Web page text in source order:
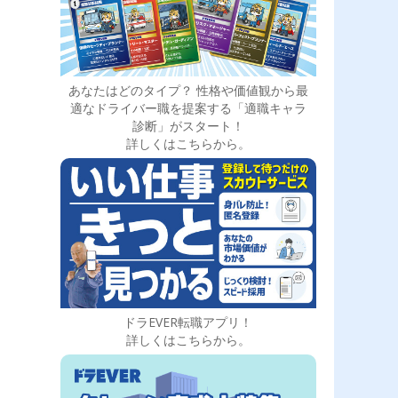
あなたはどのタイプ？ 性格や価値観から最
適なドライバー職を提案する「適職キャラ
診断」がスタート！
詳しくはこちらから。
ドラEVER転職アプリ！
詳しくはこちらから。